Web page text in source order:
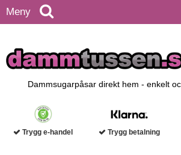
Meny
Dammsugarpåsar direkt hem - enkelt
Trygg e-handel Trygg betalning